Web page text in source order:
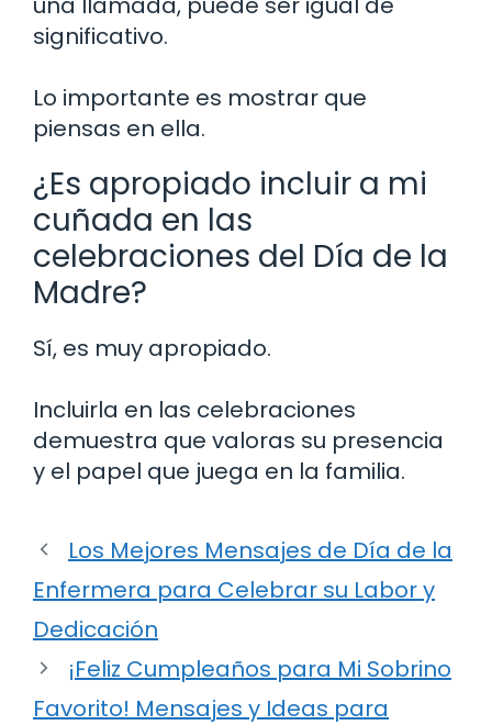
significativo.
Lo importante es mostrar que
piensas en ella.
¿Es apropiado incluir a mi
cuñada en las
celebraciones del Día de la
Madre?
Sí, es muy apropiado.
Incluirla en las celebraciones
demuestra que valoras su presencia
y el papel que juega en la familia.
Los Mejores Mensajes de Día de la
Enfermera para Celebrar su Labor y
Dedicación
¡Feliz Cumpleaños para Mi Sobrino
Favorito! Mensajes y Ideas para